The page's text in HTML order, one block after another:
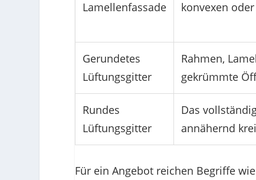
Lamellenfassade
konvexen
Gerundetes
Lüftungsgitter
Rahmen,
gekrümmte
Rundes
Lüftungsgitter
Das
annähernd
Für ein Angebot reichen Begriffe